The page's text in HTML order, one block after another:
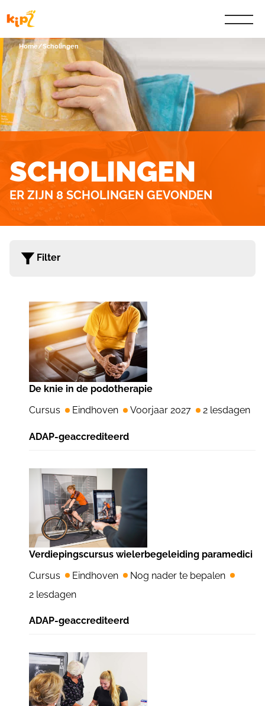
Home/Scholingen
SCHOLINGEN
ER ZIJN 8 SCHOLINGEN GEVONDEN
Filter
De knie in de podotherapie
Cursus
Eindhoven Voorjaar 2027 2 lesdagen
ADAP-geaccrediteerd
Verdiepingscursus wielerbegeleiding paramedici
Cursus
Eindhoven
Nog nader te bepalen
2 lesdagen
ADAP-geaccrediteerd